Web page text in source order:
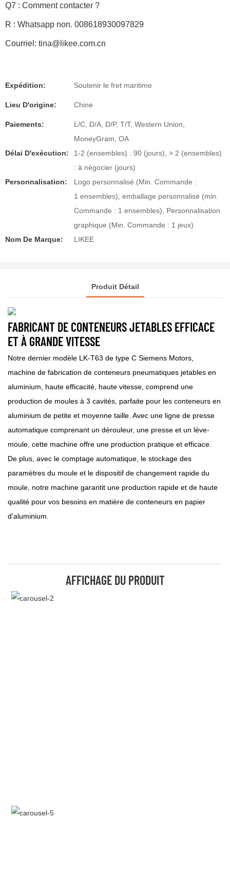
Q7 : Comment contacter ?
R : Whatsapp non. 008618930097829
Courriel: tina@likee.com.cn
Expédition: Soutenir le fret maritime
Lieu D'origine: Chine
Paiements:
L/C, D/A, D/P, T/T, Western Union,
MoneyGram, OA
Délai D'exécution:
1-2 (ensembles) : 90 (jours), > 2 (ensembles)
: à négocier (jours)
Personnalisation:
Logo personnalisé (Min. Commande :
1 ensembles), emballage personnalisé (min.
Commande : 1 ensembles), Personnalisation
graphique (Min. Commande : 1 jeux)
Nom De Marque:
LIKEE
Produit Détail
FABRICANT DE CONTENEURS JETABLES EFFICACE
ET À GRANDE VITESSE
Notre dernier modèle LK-T63 de type C Siemens Motors,
machine de fabrication de conteneurs pneumatiques jetables en
aluminium, haute efficacité, haute vitesse, comprend une
production de moules à 3 cavités, parfaite pour les conteneurs en
aluminium de petite et moyenne taille. Avec une ligne de presse
automatique comprenant un dérouleur, une presse et un lève-
moule, cette machine offre une production pratique et efficace.
De plus, avec le comptage automatique, le stockage des
paramètres du moule et le dispositif de changement rapide du
moule, notre machine garantit une production rapide et de haute
qualité pour vos besoins en matière de conteneurs en papier
d'aluminium.
AFFICHAGE DU PRODUIT